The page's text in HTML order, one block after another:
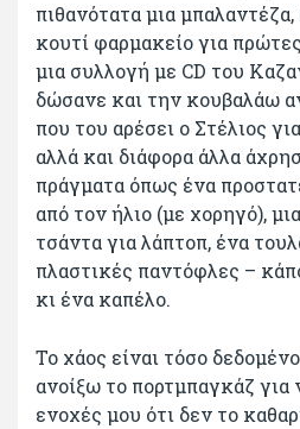
πιθανότατα μια
κουτί φαρμακείο για
μια συλλογή με CD του
δώσανε και την κουβαλάω
που του αρέσει ο Στέλιος
αλλά και διάφορα άλλα
πράγματα όπως ένα
από τον ήλιο (με χορηγό),
τσάντα για λάπτοπ, ένα
πλαστικές παντόφλες –
κι ένα καπέλο.
Το χάος είναι τόσο
ανοίξω το πορτμπαγκάζ για
ενοχές μου ότι δεν το